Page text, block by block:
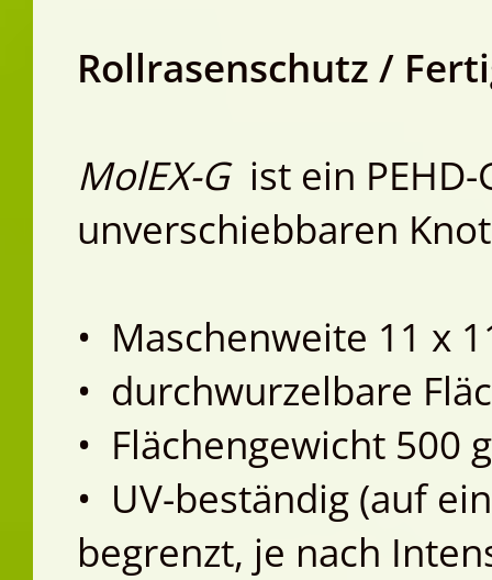
Rollrasenschutz /
MolEX-Gist ein
unverschiebbaren
• Maschenweite 11 x
• durchwurzelbare
• Flächengewicht 500
• UV-beständig (auf
begrenzt, je nach